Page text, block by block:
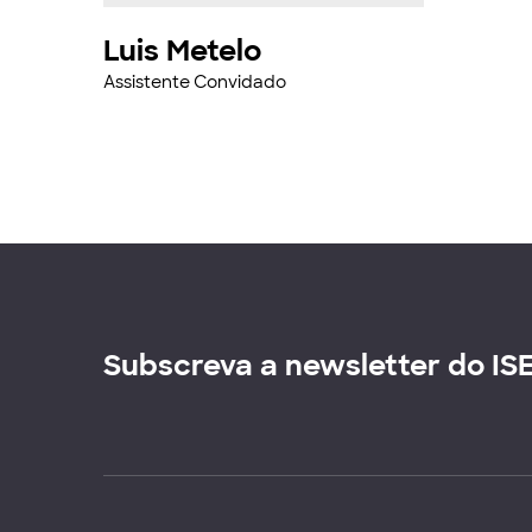
Luis Metelo
Assistente Convidado
Subscreva a newsletter do